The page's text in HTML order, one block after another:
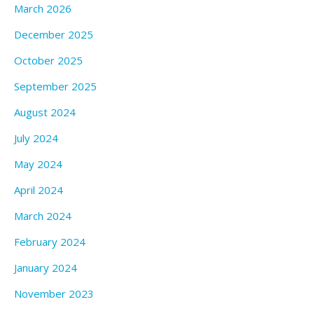
March 2026
December 2025
October 2025
September 2025
August 2024
July 2024
May 2024
April 2024
March 2024
February 2024
January 2024
November 2023